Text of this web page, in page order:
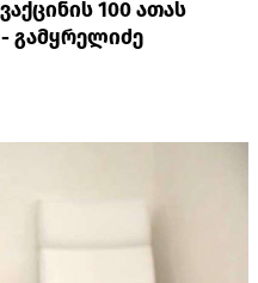
100 ათას
გამყრელიძე